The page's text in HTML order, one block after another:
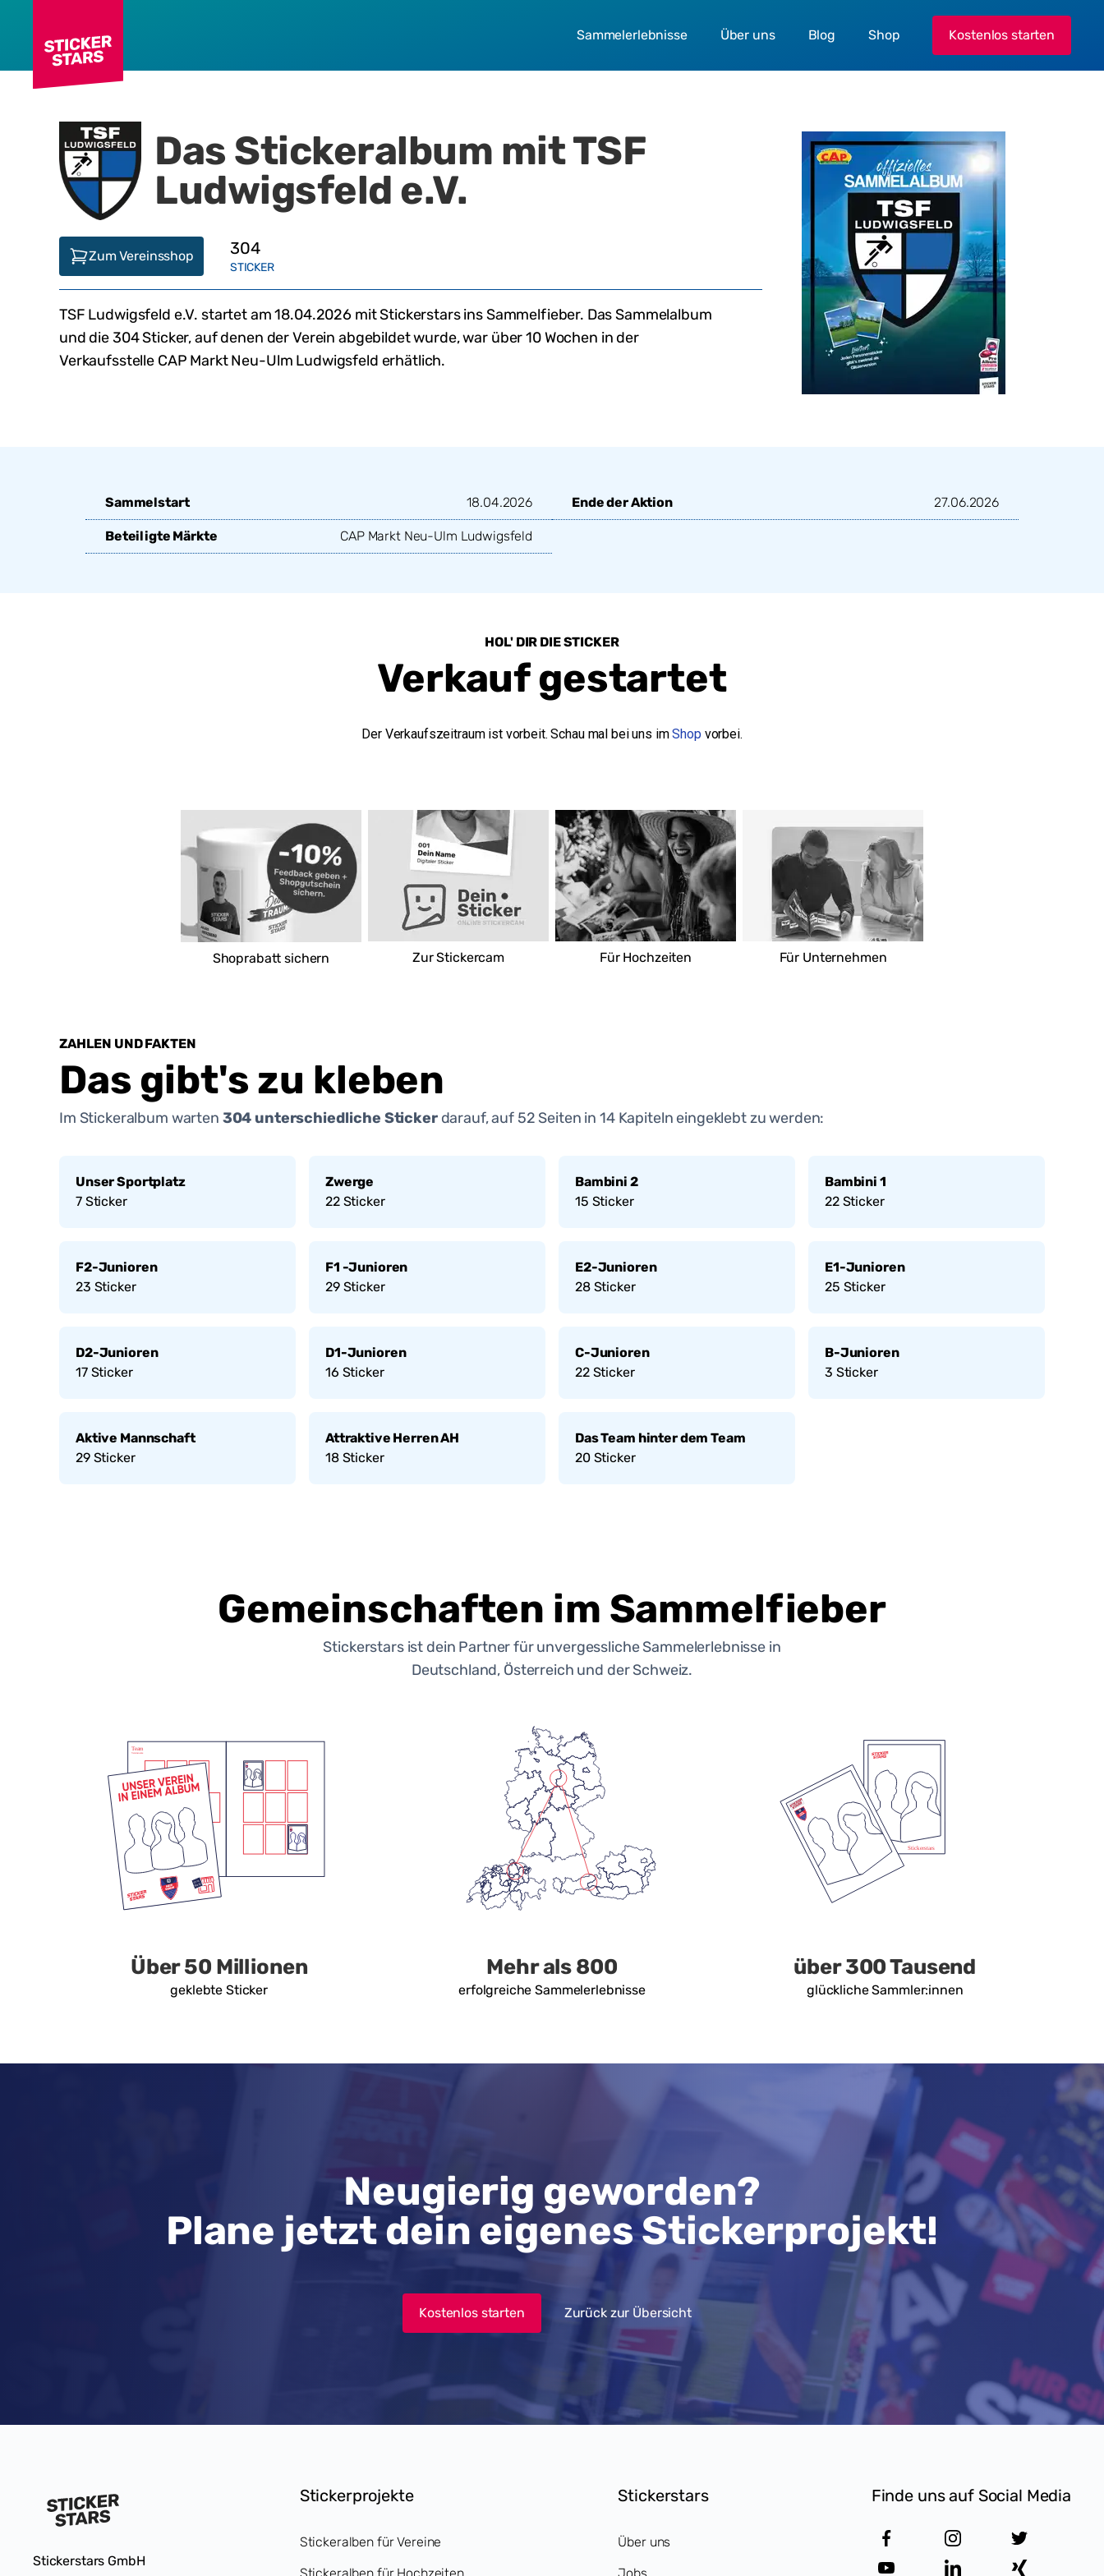
Sammelerlebnisse Über uns Blog Shop Kostenlos starten
Das Stickeralbum mitTSF
Ludwigsfeld e.V.
Zum Vereinsshop 304
STICKER
TSF Ludwigsfeld e.V. startet am 18.04.2026mit Stickerstars ins Sammelfieber. Das Sammelalbum
und die304Sticker, auf denen der Verein abgebildet wurde,war über 10 Wochen in der
Verkaufsstelle CAP Markt Neu-Ulm Ludwigsfeld erhätlich.
Sammelstart 18.04.2026 Ende der Aktion 27.06.2026
Beteiligte Märkte CAP Markt Neu-Ulm Ludwigsfeld
HOL' DIR DIE STICKER
Verkauf gestartet
Der Verkaufszeitraum ist vorbeit. Schau mal bei uns im Shop vorbei.
CAP Markt Neu-Ulm Ludwigsfeld
Reichenberger Str. 9
89231 Neu-Ulm
Deutschland
Route
Shoprabatt sichern
Zur Stickercam Für Hochzeiten Für Unternehmen
ZAHLEN UND FAKTEN
Das gibt's zu kleben
Im Stickeralbum warten 304 unterschiedliche Sticker darauf, auf 52 Seiten in 14Kapiteln eingeklebt zu werden:
Unser Sportplatz
7Sticker
Zwerge
22Sticker
Bambini 2
15 Sticker
Bambini 1
22Sticker
F2-Junioren
23 Sticker
F1 -Junioren
29Sticker
E2-Junioren
28Sticker
E1-Junioren
25 Sticker
D2-Junioren
17Sticker
D1-Junioren
16 Sticker
C-Junioren
22Sticker
B-Junioren
3 Sticker
Aktive Mannschaft
29Sticker
Attraktive Herren AH
18Sticker
Das Team hinter dem Team
20Sticker
Gemeinschaften im Sammelfieber
Stickerstars ist dein Partner für unvergessliche Sammelerlebnisse in
Deutschland, Österreich und der Schweiz.
Über 50 Millionen
geklebte Sticker
Mehr als 800
erfolgreiche Sammelerlebnisse
über 300 Tausend
glückliche Sammler:innen
Neugierig geworden?
Plane jetzt dein eigenes Stickerprojekt!
Kostenlos starten Zurück zur Übersicht
Stickerstars GmbH
Stickerprojekte
Stickeralben für Vereine
Stickerstars
Über uns
Finde uns auf Social Media